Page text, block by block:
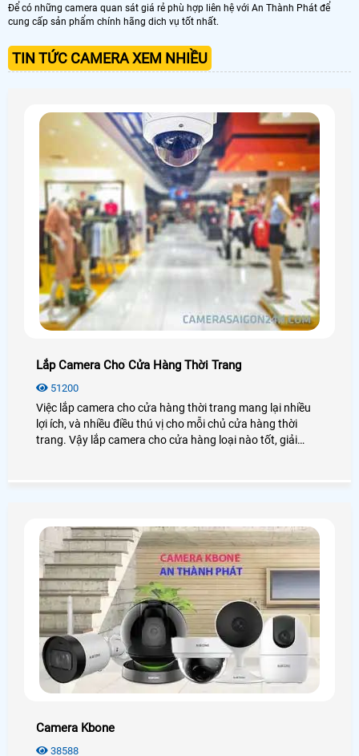
Để có những camera quan sát giá rẻ phù hợp liên hệ với An Thành Phát để
cung cấp sản phẩm chính hãng dich vụ tốt nhất.
TIN TỨC CAMERA XEM NHIỀU
Lắp Camera Cho Cửa Hàng Thời Trang
51200
Việc lắp camera cho cửa hàng thời trang mang lại nhiều
lợi ích, và nhiều điều thú vị cho mỗi chủ cửa hàng thời
trang. Vậy lắp camera cho cửa hàng loại nào tốt, giải
Camera Kbone
38588